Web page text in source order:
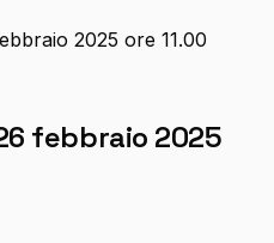
2025 ore 11.00
febbraio 2025